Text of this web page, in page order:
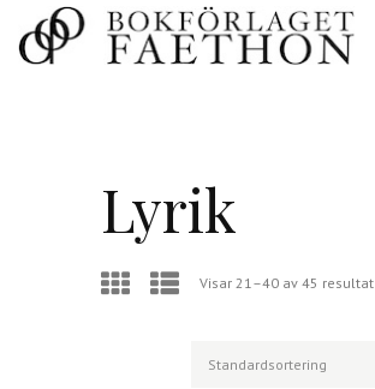
Lyrik
Visar 21–40 av 45 resultat